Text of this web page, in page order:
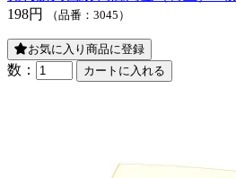
198円
（品番：3045）
お気に入り商品に登録
数：